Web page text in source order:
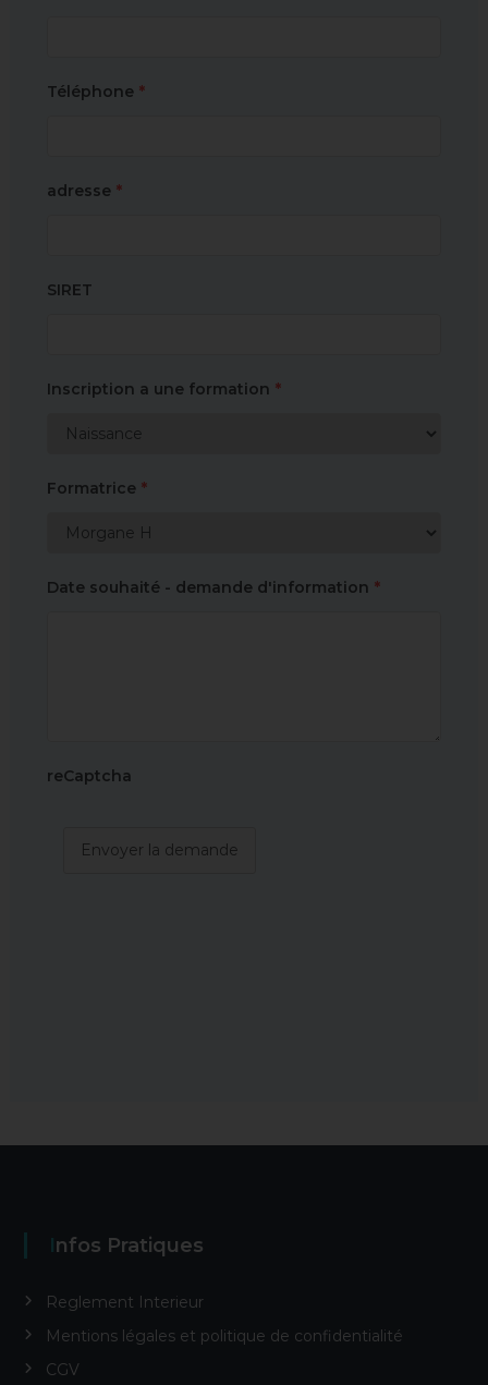
Téléphone *
adresse *
SIRET
Inscription a une formation *
Formatrice *
Date souhaité - demande d'information *
reCaptcha
Envoyer la demande
Infos Pratiques
Reglement Interieur
Mentions légales et politique de confidentialité
CGV